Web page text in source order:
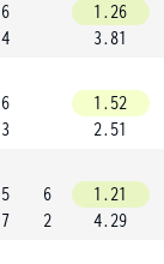
6
4
1.26
3.81
6
3
1.52
2.51
5
7
6
2
1.21
4.29